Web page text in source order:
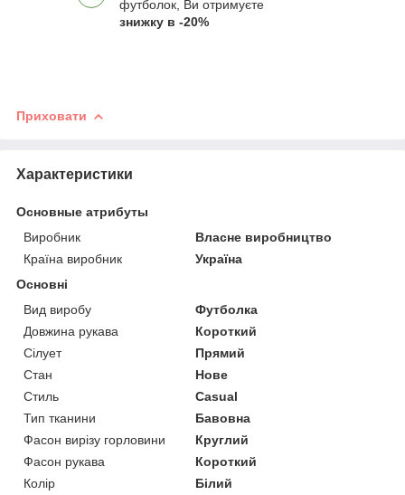
футболок, Ви отримуєте
знижку в -20%
Приховати
Характеристики
Основные атрибуты
Виробник
Власне виробництво
Країна виробник
Україна
Основні
Вид виробу
Футболка
Довжина рукава
Короткий
Сілует
Прямий
Стан
Нове
Стиль
Casual
Тип тканини
Бавовна
Фасон вирізу горловини
Круглий
Фасон рукава
Короткий
Колір
Білий